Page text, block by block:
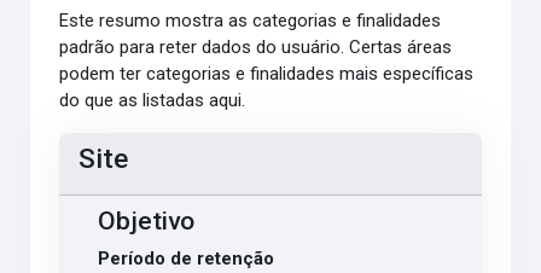
Este resumo mostra as categorias e finalidades
padrão para reter dados do usuário. Certas áreas
podem ter categorias e finalidades mais específicas
do que as listadas aqui.
Site
Objetivo
Período de retenção